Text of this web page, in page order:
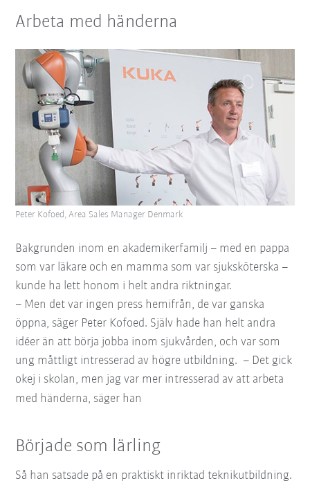
Arbeta med händerna
Bakgrunden inom en akademikerfamilj – med en pappa
som var läkare och en mamma som var sjuksköterska –
kunde ha lett honom i helt andra riktningar.
– Men det var ingen press hemifrån, de var ganska
öppna, säger Peter Kofoed. Själv hade han helt andra
idéer än att börja jobba inom sjukvården, och var som
ung måttligt intresserad av högre utbildning. – Det gick
okej i skolan, men jag var mer intresserad av att arbeta
med händerna, säger han
Peter Kofoed, Area Sales Manager Denmark
Började som lärling
Så han satsade på en praktiskt inriktad teknikutbildning.